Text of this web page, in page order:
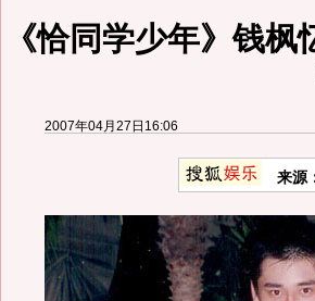
《恰同学少年》钱
2007年04月27日16:06
来源